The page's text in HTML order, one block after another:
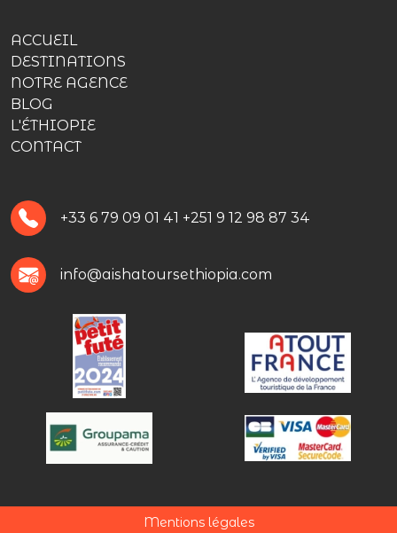
ACCUEIL
DESTINATIONS
NOTRE AGENCE
BLOG
L'ÉTHIOPIE
CONTACT
+33 6 79 09 01 41 +251 9 12 98 87 34
info@aishatoursethiopia.com
Mentions légales